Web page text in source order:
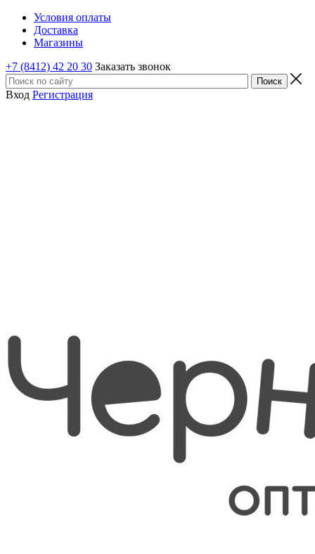
Условия оплаты
Доставка
Магазины
+7 (8412) 42 20 30 Заказать звонок
Вход Регистрация